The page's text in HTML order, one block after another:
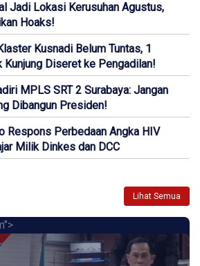
Jadi Lokasi Kerusuhan Agustus,
Hoaks!
Kusnadi Belum Tuntas, 1
Kunjung Diseret ke Pengadilan!
MPLS SRT 2 Surabaya: Jangan
Dibangun Presiden!
Respons Perbedaan Angka HIV
Milik Dinkes dan DCC
Lihat Semua